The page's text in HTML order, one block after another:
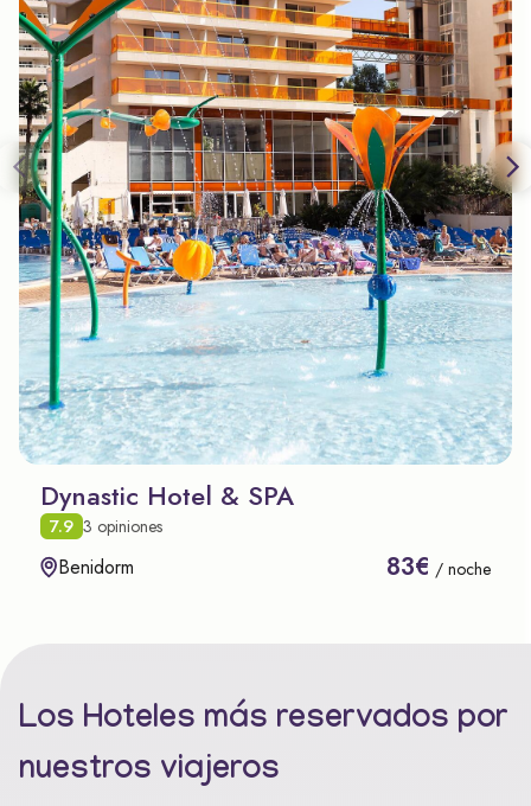
Dynastic Hotel & SPA
7.9 3 opiniones
Benidorm 83€ / noche
Los Hoteles más reservados por
nuestros viajeros